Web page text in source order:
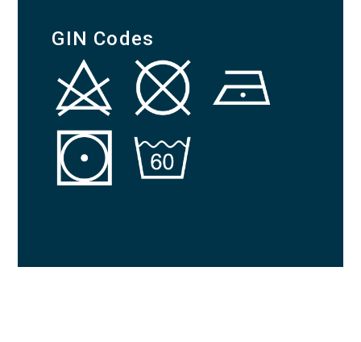
GIN Codes